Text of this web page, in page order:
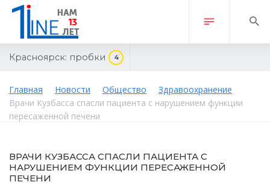
Красноярск: пробки 4
Главная Новости Общество
Здравоохранение
Врачи Кузбасса спасли пациента с нарушением функции
пересаженной печени
ВРАЧИ КУЗБАССА СПАСЛИ ПАЦИЕНТА С
НАРУШЕНИЕМ ФУНКЦИИ ПЕРЕСАЖЕННОЙ
ПЕЧЕНИ